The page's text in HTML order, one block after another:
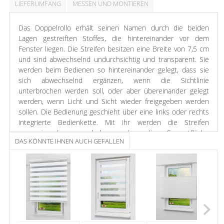
LIEFERUMFANG MESSEN UND MONTIEREN
Das Doppelrollo erhält seinen Namen durch die beiden
Lagen gestreiften Stoffes, die hintereinander vor dem
Fenster liegen. Die Streifen besitzen eine Breite von 7,5 cm
und sind abwechselnd undurchsichtig und transparent. Sie
werden beim Bedienen so hintereinander gelegt, dass sie
sich abwechselnd ergänzen, wenn die Sichtlinie
unterbrochen werden soll, oder aber übereinander gelegt
werden, wenn Licht und Sicht wieder freigegeben werden
sollen. Die Bedienung geschieht über eine links oder rechts
integrierte Bedienkette. Mit ihr werden die Streifen
gegeneinander verschoben oder die Gesamtfläche
aufgezogen. Diese Methode geht besonders leicht von der
Hand. Vor allem Orte an denen möglichst schnell Licht- oder
Sichtschutz zur Verfügung stehen muss – wie etwa Bäder –
profitieren. Das Montageprofil mit Blende, auf welchem
Rollowelle, Stoff und Mechanik sitzen, kann ganz einfach an
die Wand oder unter die Decke montiert werden. Das
Doppelrollo bietet eine moderne Erscheinung, die durch
seine Funktionsweise gekonnt unterstützt wird.
DAS KÖNNTE IHNEN AUCH GEFALLEN